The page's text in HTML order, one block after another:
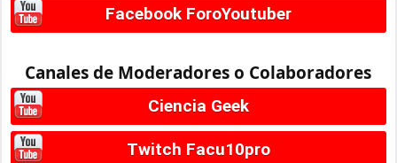
Facebook ForoYoutuber
Canales de Moderadores o Colaboradores
Ciencia Geek
Twitch Facu10pro